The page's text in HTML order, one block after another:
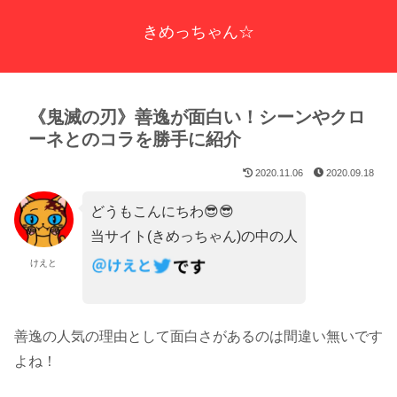
きめっちゃん☆
《鬼滅の刃》善逸が面白い！シーンやクロ
ーネとのコラを勝手に紹介
2020.11.06 2020.09.18
けえと
どうもこんにちわ😎😎
当サイト(きめっちゃん)の中の人
善逸の人気の理由として面白さがあるのは間違い無いです
よね！